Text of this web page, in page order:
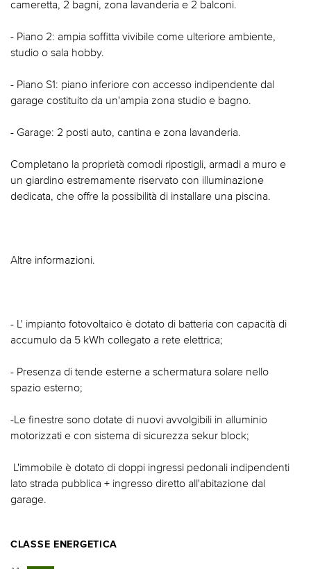
cameretta, 2 bagni, zona lavanderia e 2 balconi.
- Piano 2: ampia soffitta vivibile come ulteriore ambiente,
studio o sala hobby.
- Piano S1: piano inferiore con accesso indipendente dal
garage costituito da un'ampia zona studio e bagno.
- Garage: 2 posti auto, cantina e zona lavanderia.
Completano la proprietà comodi ripostigli, armadi a muro e
un giardino estremamente riservato con illuminazione
dedicata, che offre la possibilità di installare una piscina.
Altre informazioni.
- L' impianto fotovoltaico è dotato di batteria con capacità di
accumulo da 5 kWh collegato a rete elettrica;
- Presenza di tende esterne a schermatura solare nello
spazio esterno;
-Le finestre sono dotate di nuovi avvolgibili in alluminio
motorizzati e con sistema di sicurezza sekur block;
 L'immobile è dotato di doppi ingressi pedonali indipendenti
lato strada pubblica + ingresso diretto all'abitazione dal
garage.
CLASSE ENERGETICA